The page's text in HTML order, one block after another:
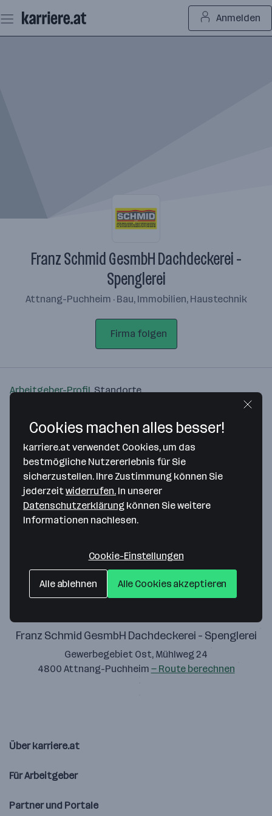
Seiteninhalt
springen
Anmelden
Franz Schmid GesmbH Dachdeckerei -
Spenglerei
Attnang-Puchheim · Bau, Immobilien, Haustechnik
Firma folgen
Arbeitgeber-ProfilStandorte
Bitte stimme unseren Cookie-
Richtlinien zu, um diese Karte
anzuzeigen.
Franz Schmid GesmbH Dachdeckerei - Spenglerei
Gewerbegebiet Ost, Mühlweg 24
4800 Attnang-Puchheim — Route berechnen
Über karriere.at
Für Arbeitgeber
Partner und Portale
Cookies machen alles besser!
karriere.at verwendet Cookies, um das
bestmögliche Nutzererlebnis für Sie
sicherzustellen. Ihre Zustimmung können Sie
jederzeit widerrufen. In unserer
Datenschutzerklärung können Sie weitere
Informationen nachlesen.
Cookie-Einstellungen
Alle ablehnen Alle Cookies akzeptieren